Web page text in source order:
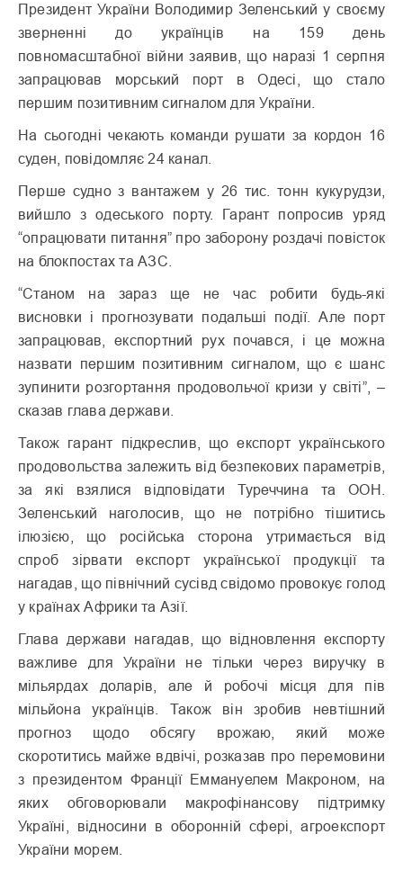
Президент України Володимир Зеленський у своєму
зверненні до українців на 159 день
повномасштабної війни заявив, що наразі 1 серпня
запрацював морський порт в Одесі, що стало
першим позитивним сигналом для України.
На сьогодні чекають команди рушати за кордон 16
суден, повідомляє 24 канал.
Перше судно з вантажем у 26 тис. тонн кукурудзи,
вийшло з одеського порту. Гарант попросив уряд
“опрацювати питання” про заборону роздачі повісток
на блокпостах та АЗС.
“Станом на зараз ще не час робити будь-які
висновки і прогнозувати подальші події. Але порт
запрацював, експортний рух почався, і це можна
назвати першим позитивним сигналом, що є шанс
зупинити розгортання продовольчої кризи у світі”, –
сказав глава держави.
Також гарант підкреслив, що експорт українського
продовольства залежить від безпекових параметрів,
за які взялися відповідати Туреччина та ООН.
Зеленський наголосив, що не потрібно тішитись
ілюзією, що російська сторона утримається від
спроб зірвати експорт української продукції та
нагадав, що північний сусівд свідомо провокує голод
у країнах Африки та Азії.
Глава держави нагадав, що відновлення експорту
важливе для України не тільки через виручку в
мільярдах доларів, але й робочі місця для пів
мільйона українців. Також він зробив невтішний
прогноз щодо обсягу врожаю, який може
скоротитись майже вдвічі, розказав про перемовини
з президентом Франції Еммануелем Макроном, на
яких обговорювали макрофінансову підтримку
Україні, відносини в оборонній сфері, агроекспорт
України морем.